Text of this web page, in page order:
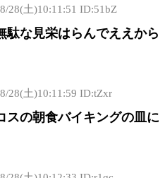
28(土)10:11:51 ID:51bZ
駄な見栄はらんでええから
28(土)10:11:59 ID:tZxr
スの朝食バイキングの皿に